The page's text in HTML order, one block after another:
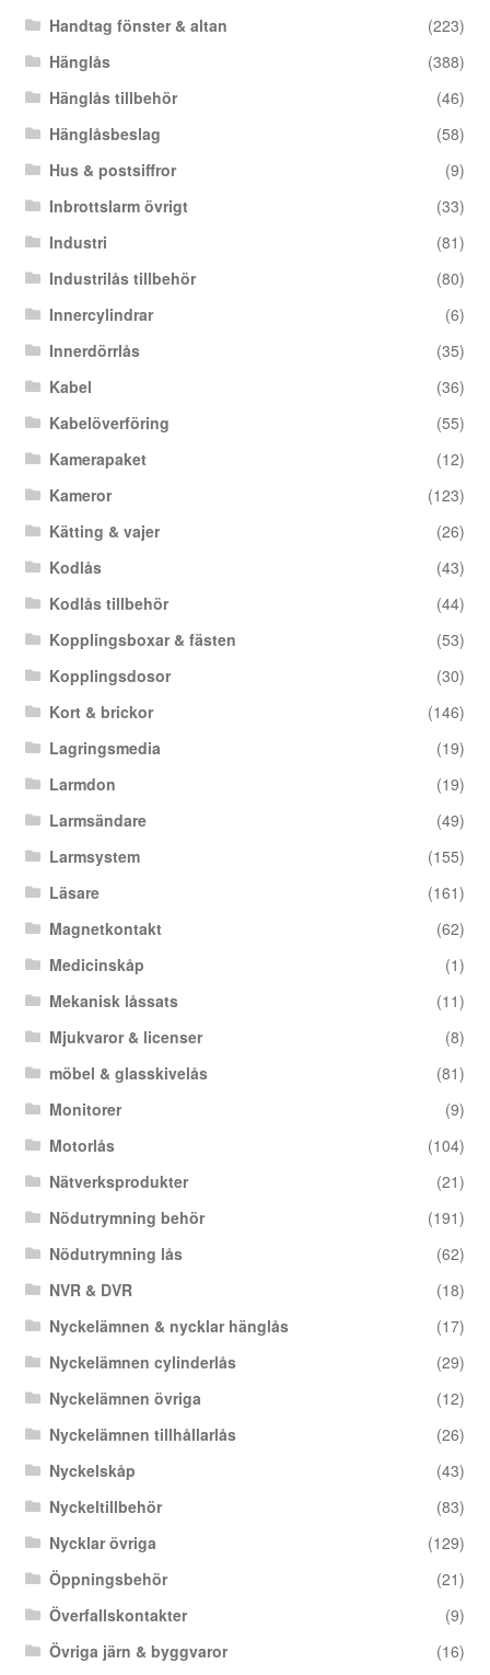
Handtag fönster & altan
(223)
Hänglås
(388)
Hänglås tillbehör
(46)
Hänglåsbeslag
(58)
Hus & postsiffror
(9)
Inbrottslarm övrigt
(33)
Industri
(81)
Industrilås tillbehör
(80)
Innercylindrar
(6)
Innerdörrlås
(35)
Kabel
(36)
Kabelöverföring
(55)
Kamerapaket
(12)
Kameror
(123)
Kätting & vajer
(26)
Kodlås
(43)
Kodlås tillbehör
(44)
Kopplingsboxar & fästen
(53)
Kopplingsdosor
(30)
Kort & brickor
(146)
Lagringsmedia
(19)
Larmdon
(19)
Larmsändare
(49)
Larmsystem
(155)
Läsare
(161)
Magnetkontakt
(62)
Medicinskåp
(1)
Mekanisk låssats
(11)
Mjukvaror & licenser
(8)
möbel & glasskivelås
(81)
Monitorer
(9)
Motorlås
(104)
Nätverksprodukter
(21)
Nödutrymning behör
(191)
Nödutrymning lås
(62)
NVR & DVR
(18)
Nyckelämnen & nycklar hänglås
(17)
Nyckelämnen cylinderlås
(29)
Nyckelämnen övriga
(12)
Nyckelämnen tillhållarlås
(26)
Nyckelskåp
(43)
Nyckeltillbehör
(83)
Nycklar övriga
(129)
Öppningsbehör
(21)
Överfallskontakter
(9)
Övriga järn & byggvaror
(16)